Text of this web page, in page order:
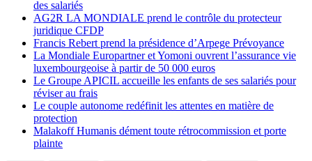
des salariés
AG2R LA MONDIALE prend le contrôle du protecteur
juridique CFDP
Francis Rebert prend la présidence d’Arpege Prévoyance
La Mondiale Europartner et Yomoni ouvrent l’assurance vie
luxembourgeoise à partir de 50 000 euros
Le Groupe APICIL accueille les enfants de ses salariés pour
réviser au frais
Le couple autonome redéfinit les attentes en matière de
protection
Malakoff Humanis dément toute rétrocommission et porte
plainte